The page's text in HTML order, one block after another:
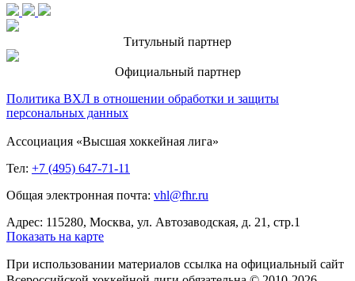
Титульный партнер
Официальный партнер
Политика ВХЛ в отношении обработки и защиты
персональных данных
Ассоциация «Высшая хоккейная лига»
Тел: +7 (495) 647-71-11
Общая электронная почта: vhl@fhr.ru
Адрес: 115280, Москва, ул. Автозаводская, д. 21, стр.1
Показать на карте
При использовании материалов ссылка на официальный сайт